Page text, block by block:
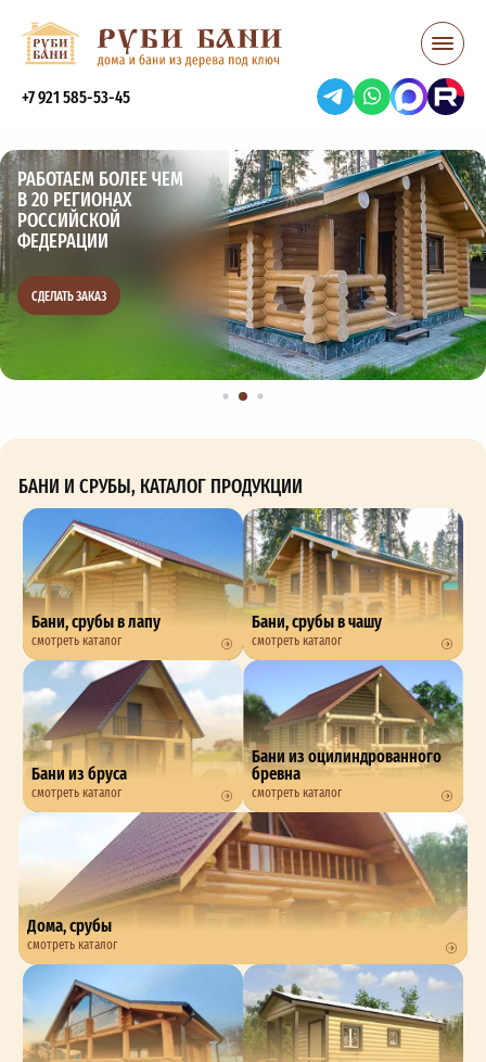
+7 921 585-53-45
РАБОТАЕМ БОЛЕЕ ЧЕМ
В 20 РЕГИОНАХ
РОССИЙСКОЙ
ФЕДЕРАЦИИ
СДЕЛАТЬ ЗАКАЗ
БАНИ И СРУБЫ, КАТАЛОГ ПРОДУКЦИИ
Бани, срубы в лапу
смотреть каталог
Бани, срубы в чашу
смотреть каталог
Бани из бруса
смотреть каталог
Бани из оцилиндрованного
бревна
смотреть каталог
Дома, срубы
смотреть каталог